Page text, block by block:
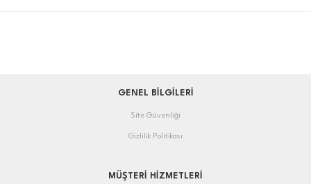
GENEL BİLGİLERİ
Site Güvenliği
Gizlilik Politikası
MÜŞTERİ HİZMETLERİ